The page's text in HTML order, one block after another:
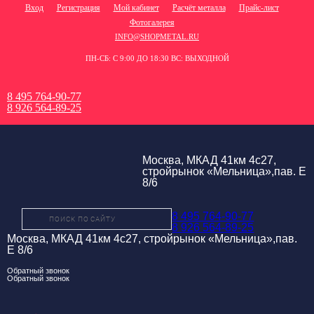
Вход Регистрация Мой кабинет Расчёт металла
Прайс-лист
Фотогалерея
INFO@SHOPMETAL.RU
ПН-СБ: С 9:00 ДО 18:30 ВС: ВЫХОДНОЙ
8 495 764-90-77
8 926 564-89-25
Москва, МКАД 41км 4с27,
стройрынок «Мельница»,пав. Е
8/6
8 495 764-90-77
8 926 564-89-25
Москва, МКАД 41км 4с27, стройрынок «Мельница»,пав.
Е 8/6
Обратный звонок
Обратный звонок